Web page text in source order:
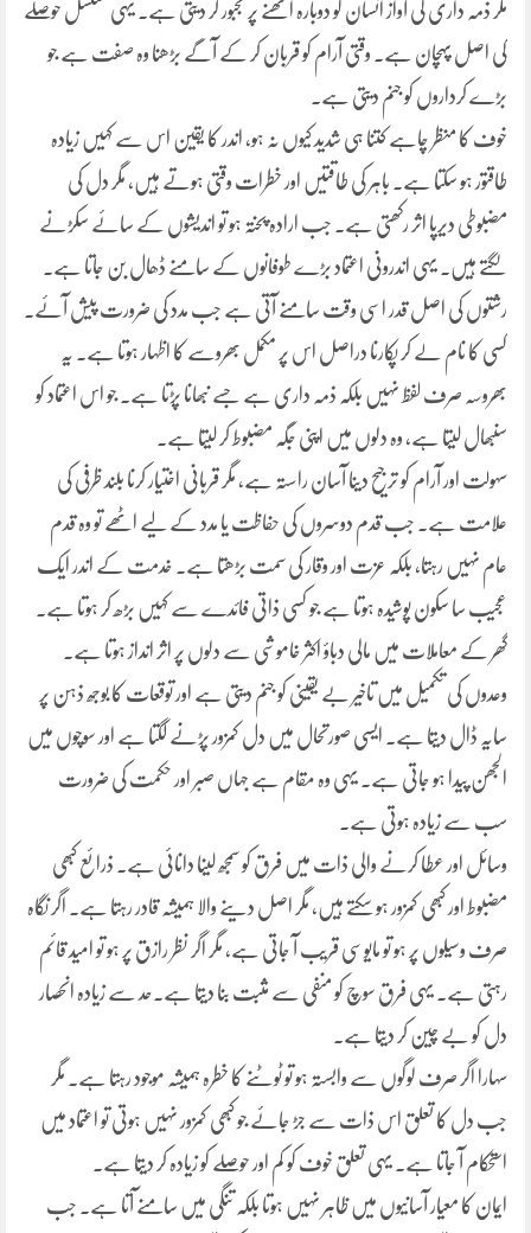
مگر ذمہ داری کی آواز انسان کو دوبارہ اٹھنے پر مجبور کر دیتی ہے۔ یہی تسلسل حوصلے
کی اصل پہچان ہے۔ وقتی آرام کو قربان کر کے آگے بڑھنا وہ صفت ہے جو
بڑے کرداروں کو جنم دیتی ہے۔
خوف کا منظر چاہے کتنا ہی شدید کیوں نہ ہو، اندر کا یقین اس سے کہیں زیادہ
طاقتور ہو سکتا ہے۔ باہر کی طاقتیں اور خطرات وقتی ہوتے ہیں، مگر دل کی
مضبوطی دیرپا اثر رکھتی ہے۔ جب ارادہ پختہ ہو تو اندیشوں کے سائے سکڑنے
لگتے ہیں۔ یہی اندرونی اعتماد بڑے طوفانوں کے سامنے ڈھال بن جاتا ہے۔
رشتوں کی اصل قدر اسی وقت سامنے آتی ہے جب مدد کی ضرورت پیش آئے۔
کسی کا نام لے کر پکارنا دراصل اس پر مکمل بھروسے کا اظہار ہوتا ہے۔ یہ
بھروسہ صرف لفظ نہیں بلکہ ذمہ داری ہے جسے نبھانا پڑتا ہے۔ جو اس اعتماد کو
سنبھال لیتا ہے، وہ دلوں میں اپنی جگہ مضبوط کر لیتا ہے۔
سہولت اور آرام کو ترجیح دینا آسان راستہ ہے، مگر قربانی اختیار کرنا بلند ظرفی کی
علامت ہے۔ جب قدم دوسروں کی حفاظت یا مدد کے لیے اٹھے تو وہ قدم
عام نہیں رہتا، بلکہ عزت اور وقار کی سمت بڑھتا ہے۔ خدمت کے اندر ایک
عجیب سا سکون پوشیدہ ہوتا ہے جو کسی ذاتی فائدے سے کہیں بڑھ کر ہوتا ہے۔
گھر کے معاملات میں مالی دباؤ اکثر خاموشی سے دلوں پر اثر انداز ہوتا ہے۔
وعدوں کی تکمیل میں تاخیر بے یقینی کو جنم دیتی ہے اور توقعات کا بوجھ ذہن پر
سایہ ڈال دیتا ہے۔ ایسی صورتحال میں دل کمزور پڑنے لگتا ہے اور سوچوں میں
الجھن پیدا ہو جاتی ہے۔ یہی وہ مقام ہے جہاں صبر اور حکمت کی ضرورت
سب سے زیادہ ہوتی ہے۔
وسائل اور عطا کرنے والی ذات میں فرق کو سمجھ لینا دانائی ہے۔ ذرائع کبھی
مضبوط اور کبھی کمزور ہو سکتے ہیں، مگر اصل دینے والا ہمیشہ قادر رہتا ہے۔ اگر نگاہ
صرف وسیلوں پر ہو تو مایوسی قریب آ جاتی ہے، مگر اگر نظر رازق پر ہو تو امید قائم
رہتی ہے۔ یہی فرق سوچ کو منفی سے مثبت بنا دیتا ہے۔حد سے زیادہ انحصار
دل کو بے چین کر دیتا ہے۔
سہارا اگر صرف لوگوں سے وابستہ ہو تو ٹوٹنے کا خطرہ ہمیشہ موجود رہتا ہے۔ مگر
جب دل کا تعلق اس ذات سے جڑ جائے جو کبھی کمزور نہیں ہوتی تو اعتماد میں
استحکام آ جاتا ہے۔ یہی تعلق خوف کو کم اور حوصلے کو زیادہ کر دیتا ہے۔
ایمان کا معیار آسانیوں میں ظاہر نہیں ہوتا بلکہ تنگی میں سامنے آتا ہے۔ جب